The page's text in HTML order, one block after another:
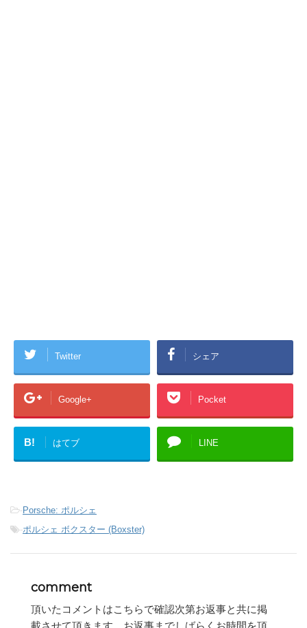
Twitter シェア
Google+ Pocket
B! はてブ LINE
-Porsche: ポルシェ
-ポルシェ ボクスター (Boxster)
comment
頂いたコメントはこちらで確認次第お返事と共に掲
載させて頂きます。お返事までしばらくお時間を頂